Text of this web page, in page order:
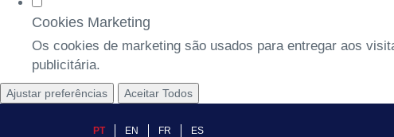
Cookies Marketing
Os cookies de marketing são usados para entregar aos
publicitária.
Ajustar preferências Aceitar Todos
PT EN FR ES